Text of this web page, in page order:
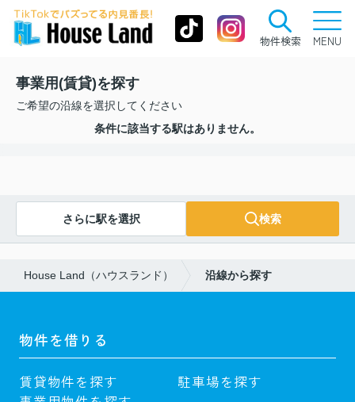
物件検索 MENU
事業用(賃貸)を探す
ご希望の沿線を選択してください
条件に該当する駅はありません。
さらに駅を選択 検索
House Land（ハウスランド） 沿線から探す
物件を借りる
賃貸物件を探す
駐車場を探す